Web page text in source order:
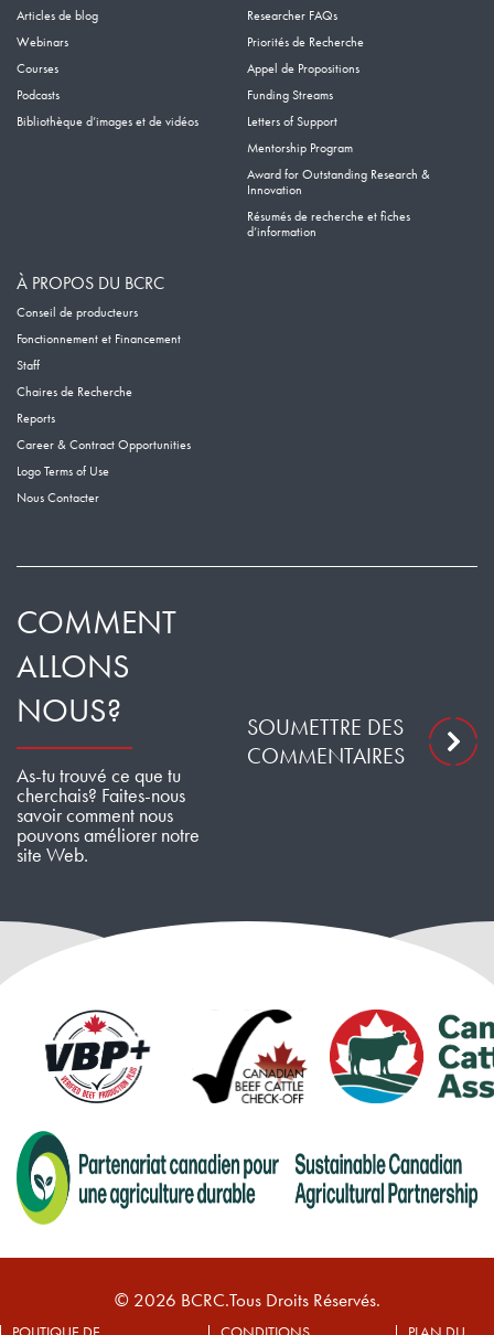
Articles de blog
Webinars
Courses
Podcasts
Bibliothèque d’images et de vidéos
Researcher FAQs
Priorités de Recherche
Appel de Propositions
Funding Streams
Letters of Support
Mentorship Program
Award for Outstanding Research &
Innovation
Résumés de recherche et fiches
d’information
À PROPOS DU BCRC
Conseil de producteurs
Fonctionnement et Financement
Staff
Chaires de Recherche
Reports
Career & Contract Opportunities
Logo Terms of Use
Nous Contacter
COMMENT
ALLONS
NOUS?
As-tu trouvé ce que tu
cherchais? Faites-nous
savoir comment nous
pouvons améliorer notre
site Web.
SOUMETTRE DES
COMMENTAIRES
© 2026 BCRC.Tous Droits Réservés.